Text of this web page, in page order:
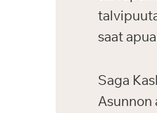
saat
Saga
Asunnon